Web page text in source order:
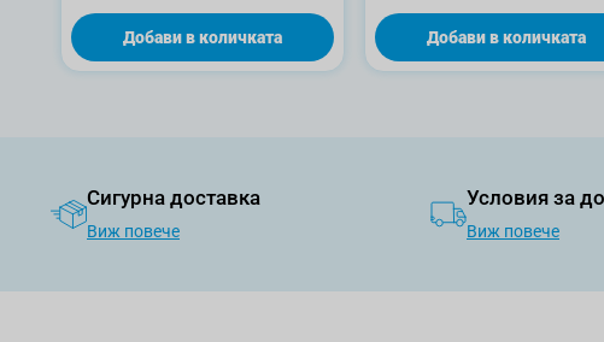
Добави в количката Добави в количката
Сигурна доставка
Виж повече
Условия за
Виж повече